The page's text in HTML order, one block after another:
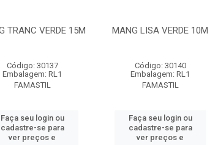
TRANC VERDE 15M
Código: 30137
Embalagem: RL1
FAMASTIL
Faça seu login ou
cadastre-se para
ver preços e
MANG LISA VERDE 10M
Código: 30140
Embalagem: RL1
FAMASTIL
Faça seu login ou
cadastre-se para
ver preços e